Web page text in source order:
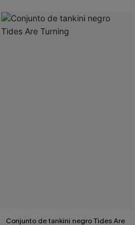
Conjunto de tankini negro Tides Are